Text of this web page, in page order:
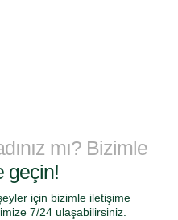
mı? Bizimle
geçin!
için bizimle iletişime
7/24 ulaşabilirsiniz.